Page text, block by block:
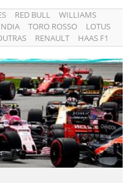
RED BULL
WILLIAMS
TORO ROSSO
LOTUS
RENAULT HAAS F1